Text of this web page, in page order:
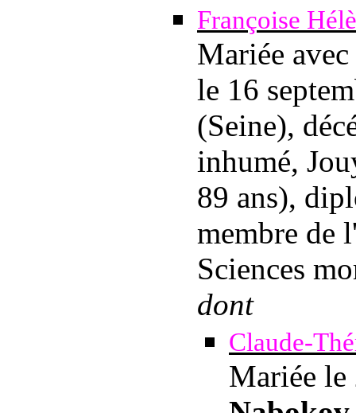
Françoise
Mariée avec
le 16
(Seine),
inhumé,
89 ans),
membre de
Sciences
dont
Claude-
Mariée le